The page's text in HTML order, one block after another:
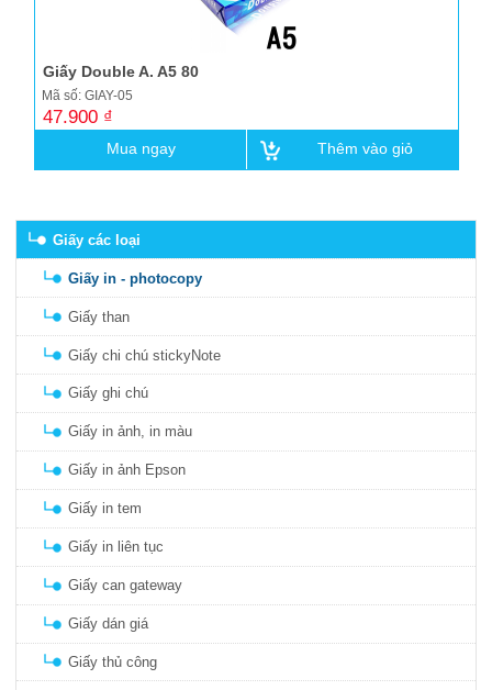
Giấy Double A. A5 80
Mã số: GIAY-05
47.900 ₫
Mua ngay Thêm vào giỏ
Giấy các loại
Giấy in - photocopy
Giấy than
Giấy chi chú stickyNote
Giấy ghi chú
Giấy in ảnh, in màu
Giấy in ảnh Epson
Giấy in tem
Giấy in liên tục
Giấy can gateway
Giấy dán giá
Giấy thủ công